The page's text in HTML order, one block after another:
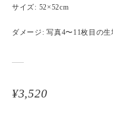
サイズ: 52×52cm
ダメージ: 写真4〜11枚目の
¥3,520